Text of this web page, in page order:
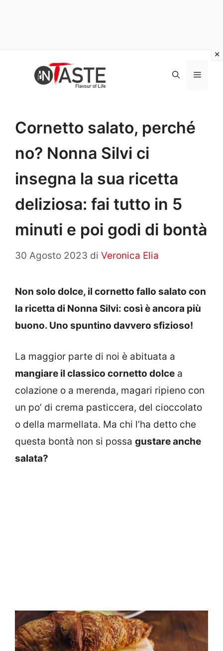
Menu
Cornetto salato, perché
no? Nonna Silvi ci
insegna la sua ricetta
deliziosa: fai tutto in 5
minuti e poi godi di bontà
30 Agosto 2023 di Veronica Elia
Non solo dolce, il cornetto fallo salato con
la ricetta di Nonna Silvi: così è ancora più
buono. Uno spuntino davvero sfizioso!
La maggior parte di noi è abituata a
mangiare il classico cornetto dolce a
colazione o a merenda, magari ripieno con
un po’ di crema pasticcera, del cioccolato
o della marmellata. Ma chi l’ha detto che
questa bontà non si possa gustare anche
salata?